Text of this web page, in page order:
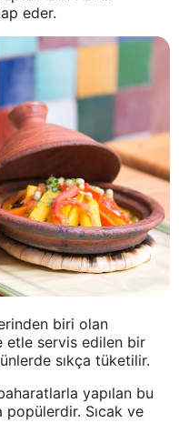
eder.
biri olan
etle servis edilen bir
sıkça tüketilir.
yapılan bu
popülerdir. Sıcak ve